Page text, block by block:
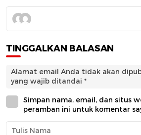
TINGGALKAN BALASAN
Alamat email Anda tidak akan
yang wajib ditandai *
Simpan nama, email, dan situs
peramban ini untuk komentar